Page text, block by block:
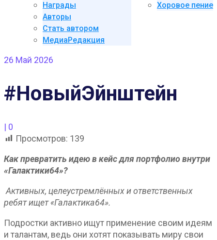
Награды
Авторы
Стать автором
МедиаРедакция
Хоровое пение
26 Май 2026
#НовыйЭйнштейн
| 0
Просмотров: 139
Как превратить идею в кейс для портфолио внутри
«Галактики64»?
Активных, целеустремлённых и ответственных
ребят ищет «Галактика64».
Подростки активно ищут применение своим идеям
и талантам, ведь они хотят показывать миру свои